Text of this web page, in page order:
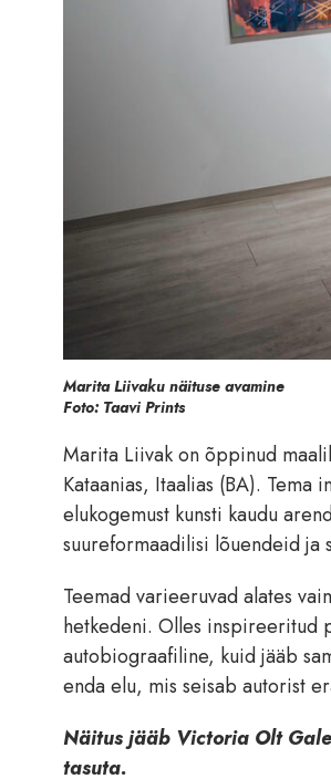
Marita Liivaku näituse avamine
Foto: Taavi Prints
Marita Liivak on õppinud
Kataanias, Itaalias (BA).
elukogemust kunsti kaudu
suureformaadilisi lõuendeid ja
Teemad varieeruvad alates
hetkedeni. Olles inspireeritud
autobiograafiline, kuid jääb
enda elu, mis seisab autorist
Näitus jääb Victoria Olt
tasuta.